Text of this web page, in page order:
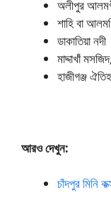
অলীপুর
শাহি বা
ডাকাতিয়া নদী
মাদ্দাখাঁ
হাজীগঞ্জ
আরও দেখুন:
চাঁদপুর মিনি